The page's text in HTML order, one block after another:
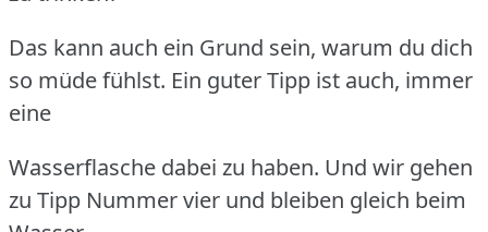
Das kann auch ein Grund sein, warum du dich
so müde fühlst. Ein guter Tipp ist auch, immer
eine
Wasserflasche dabei zu haben. Und wir gehen
zu Tipp Nummer vier und bleiben gleich beim